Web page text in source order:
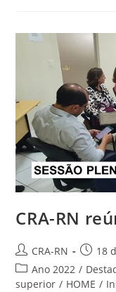
Nas
Do
CRA-RN
Autor
do
post:
CRA-RN
Post18
Categoria
do
Ano 2022 /
superior / HOME /